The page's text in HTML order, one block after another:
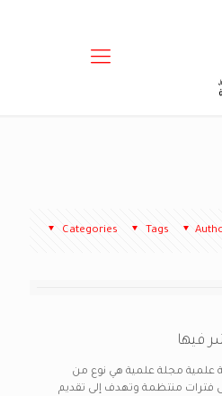
Categories Tags
فيها
علمية مجلة علمية هي نوع من
فترات منتظمة وتهدف إلى تقديم